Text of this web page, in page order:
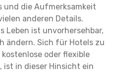
und die Aufmerksamkeit
anderen Details.
Leben ist unvorhersehbar,
ändern. Sich für Hotels zu
oder flexible
ist in dieser Hinsicht ein